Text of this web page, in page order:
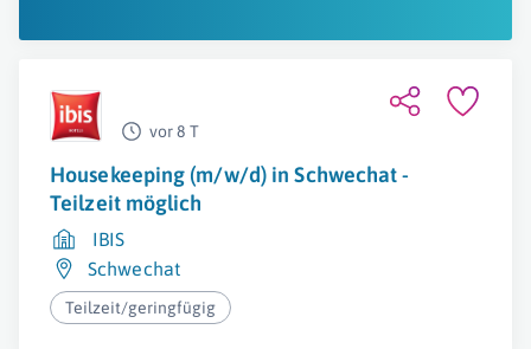
vor 8 T
Housekeeping (m/w/d) in Schwechat -
Teilzeit möglich
IBIS
Schwechat
Teilzeit/geringfügig